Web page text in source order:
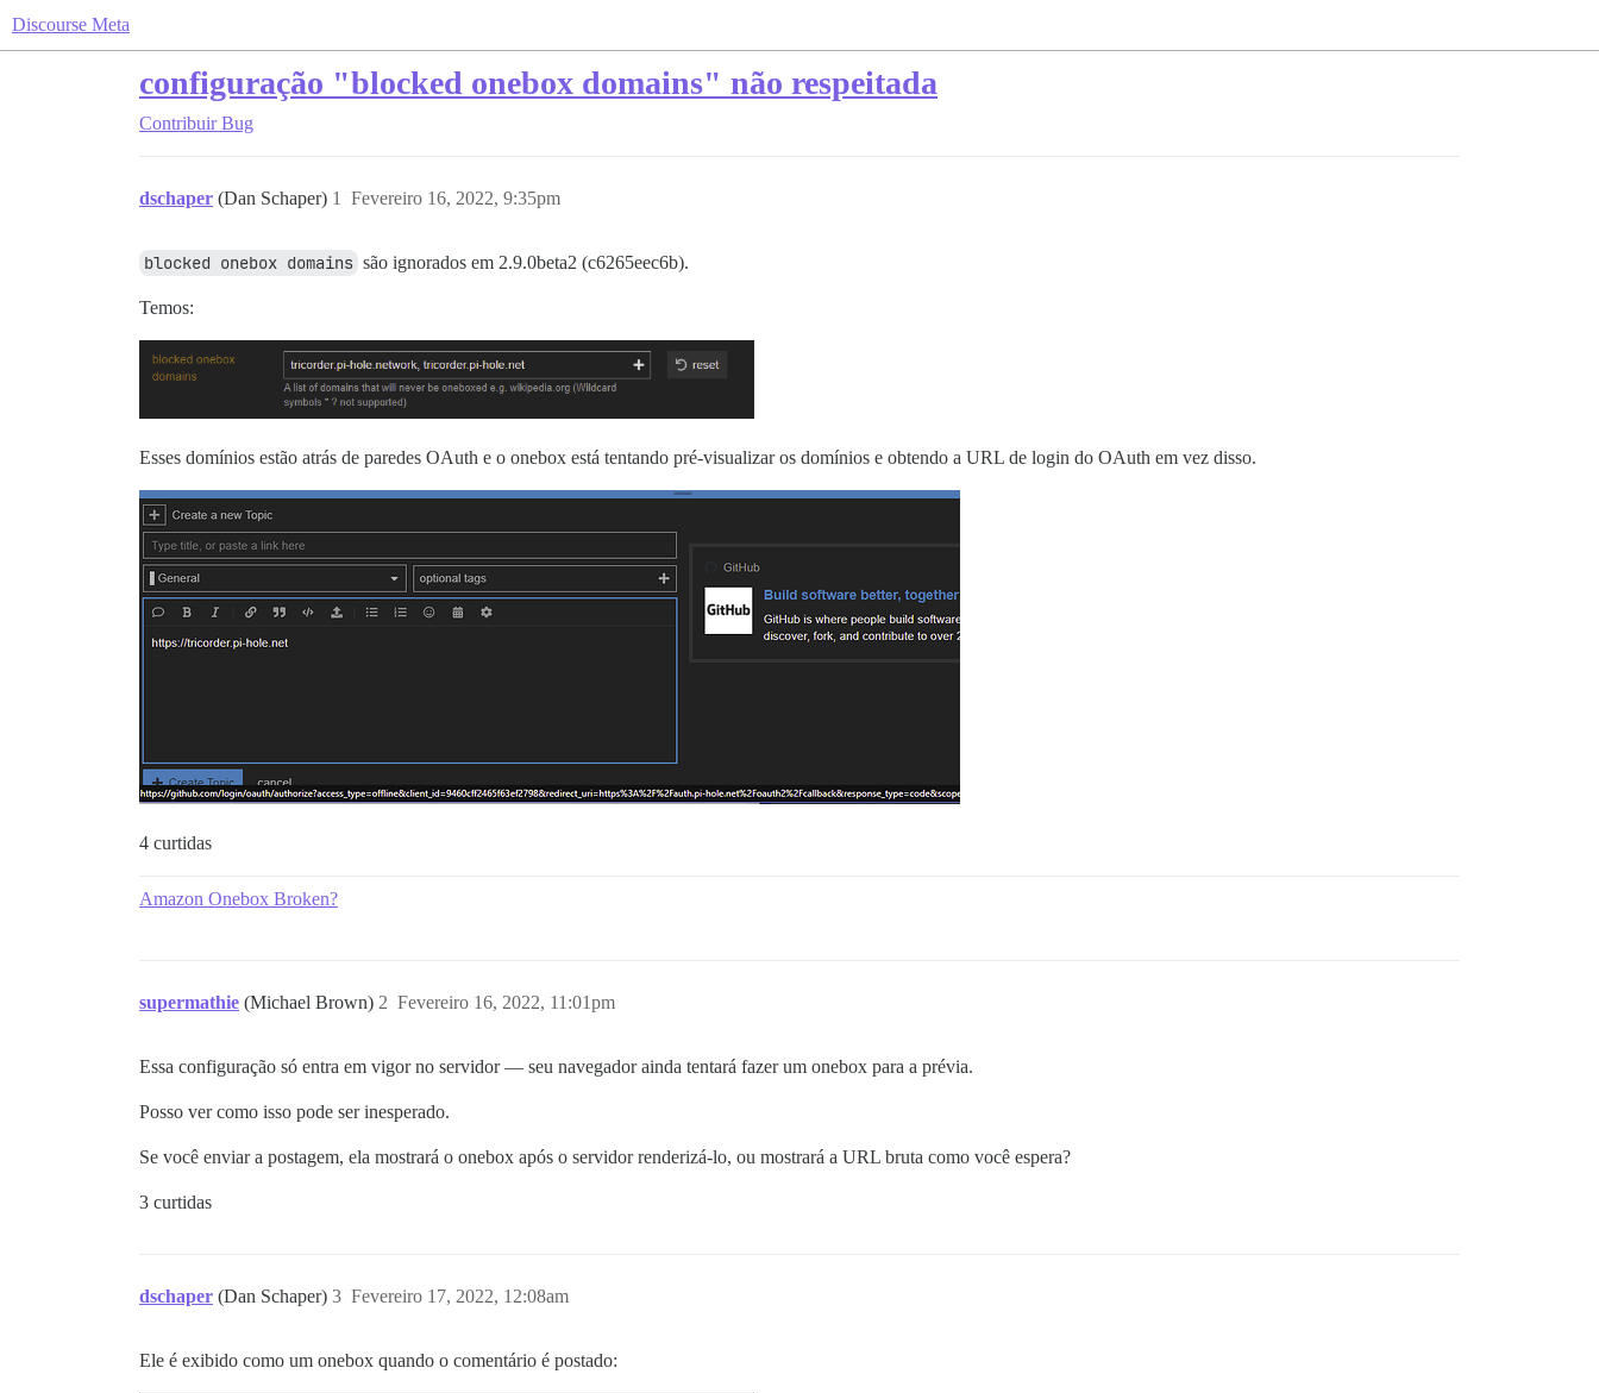
Discourse Meta
configuração "blocked onebox domains" não respeitada
Contribuir Bug
dschaper (Dan Schaper) Fevereiro 16, 2022, 9:35pm
1
blocked onebox domains são ignorados em 2.9.0beta2 (c6265eec6b).
Temos:
Esses domínios estão atrás de paredes OAuth e o onebox está tentando pré-visualizar os domínios e obtendo a URL de login do OAuth em vez disso.
4 curtidas
Amazon Onebox Broken?
supermathie (Michael Brown) Fevereiro 16, 2022, 11:01pm
2
Essa configuração só entra em vigor no servidor — seu navegador ainda tentará fazer um onebox para a prévia.
Posso ver como isso pode ser inesperado.
Se você enviar a postagem, ela mostrará o onebox após o servidor renderizá-lo, ou mostrará a URL bruta como você espera?
3 curtidas
dschaper (Dan Schaper) Fevereiro 17, 2022, 12:08am
3
Ele é exibido como um onebox quando o comentário é postado: